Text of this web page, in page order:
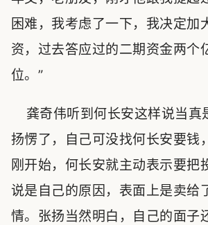
困难，我考虑了一下，我决定加
资，过去答应过的二期资金两个
位。”
龚奇伟听到何长安这样说当真
扬愣了，自己可没找何长安要钱
刚开始，何长安就主动表示要把
说是自己的原因，表面上是卖给
情。张扬当然明白，自己的面子